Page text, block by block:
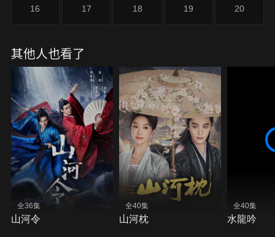
16 17 18 19 20
其他人也看了
全36集
山河令
全40集
山河枕
全40集
水龍吟